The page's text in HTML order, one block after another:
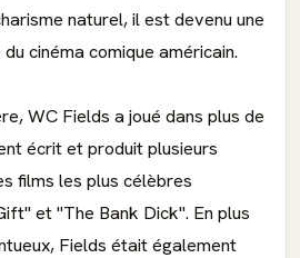
naturel, il est devenu une
cinéma comique américain.
WC Fields a joué dans plus de
écrit et produit plusieurs
films les plus célèbres
et "The Bank Dick". En plus
Fields était également